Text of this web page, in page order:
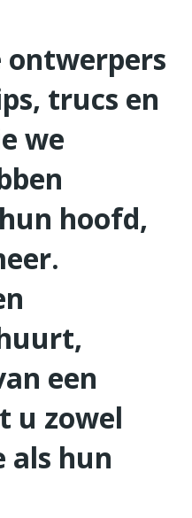
ontwerpers
trucs en
we
hoofd,
een
u zowel
als hun